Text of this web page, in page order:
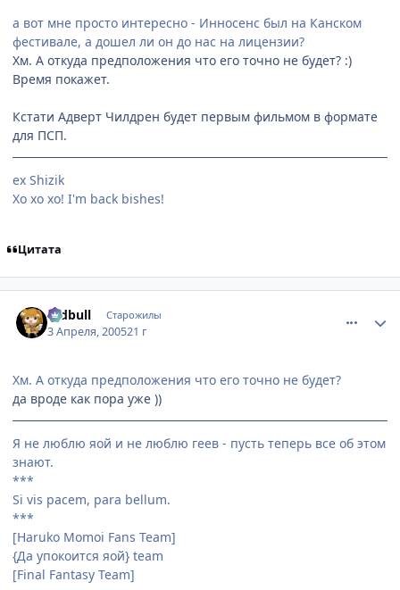
а вот мне просто интересно - Инносенс был на Канском
фестивале, а дошел ли он до нас на лицензии?
Хм. А откуда предположения что его точно не будет? :)
Время покажет.
Кстати Адверт Чилдрен будет первым фильмом в формате
для ПСП.
ex Shizik
Хо хо хо! I'm back bishes!
Цитата
redbull Старожилы
3 Апреля, 200521 г
Хм. А откуда предположения что его точно не будет?
да вроде как пора уже ))
Я не люблю яой и не люблю геев - пусть теперь все об этом
знают.
***
Si vis pacem, para bellum.
***
[Haruko Momoi Fans Team]
{Да упокоится яой} team
[Final Fantasy Team]